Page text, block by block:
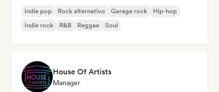
Indie pop Rock alternativo Garage rock
Hip-hop
Indie rock
R&B Reggae Soul
House Of Artists
Manager